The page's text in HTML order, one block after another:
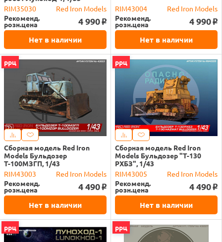
RIM35030
Red Iron Models
Рекоменд.
розн.цена 4 990 o
Нет в наличии
RIM43004
Red Iron Models
Рекоменд.
розн.цена 4 990 o
Нет в наличии
ррц
Сборная модель Red Iron
Models Бульдозер
Т-100МЗГП, 1/43
RIM43003
Red Iron Models
Рекоменд.
розн.цена 4 490 o
Нет в наличии
ррц
Сборная модель Red Iron
Models Бульдозер "Т-130
РХБЗ", 1/43
RIM43005
Red Iron Models
Рекоменд.
розн.цена 4 490 o
Нет в наличии
ррц ррц